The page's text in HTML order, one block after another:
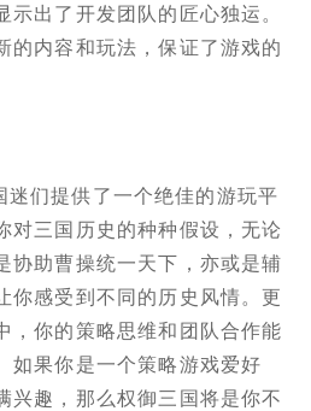
示出了开发团队的匠心独运。
的内容和玩法，保证了游戏的
迷们提供了一个绝佳的游玩平
对三国历史的种种假设，无论
协助曹操统一天下，亦或是辅
你感受到不同的历史风情。更
，你的策略思维和团队合作能
如果你是一个策略游戏爱好
兴趣，那么权御三国将是你不